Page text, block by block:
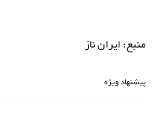
منبع: ایران ناز
پیشنهاد ویژه